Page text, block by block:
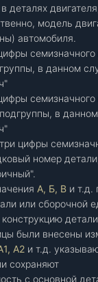
деталях
модель
автомобиля.
семизначного
в данном
семизначного
в
цифры
номер
А, Б, В и т.д.
или сборочной
были внесены
А2 и т.д.
сохраняют
с основной